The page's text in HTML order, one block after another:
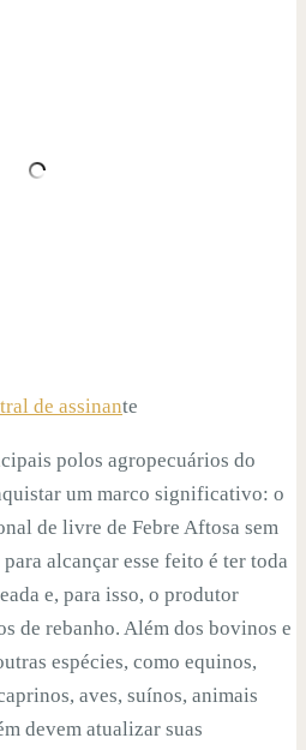
de assinante
polos agropecuários do
um marco significativo: o
de livre de Febre Aftosa sem
alcançar esse feito é ter toda
e, para isso, o produtor
de rebanho. Além dos bovinos e
espécies, como equinos,
aves, suínos, animais
devem atualizar suas